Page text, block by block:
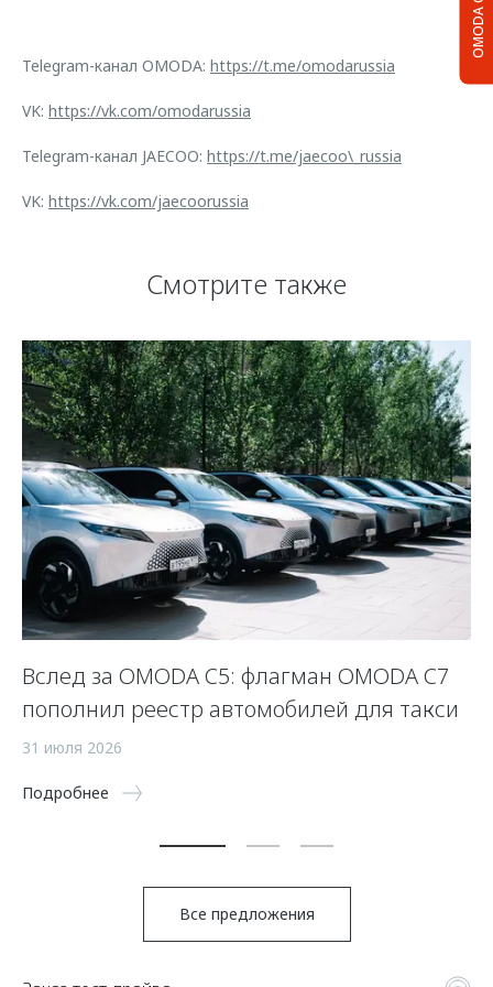
OMODA C5
Telegram-канал OMODA: https://t.me/omodarussia
VK: https://vk.com/omodarussia
Telegram-канал JAECOO: https://t.me/jaecoo\_russia
VK: https://vk.com/jaecoorussia
Смотрите также
Вслед за OMODA C5: флагман OMODA C7
пополнил реестр автомобилей для такси
31 июля 2026
Подробнее
Все предложения